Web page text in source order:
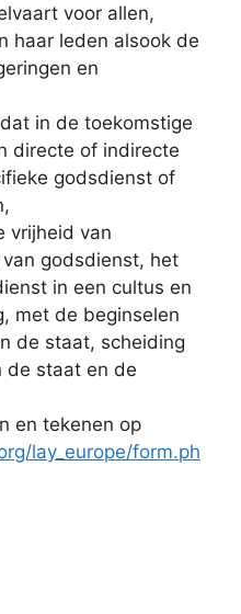
voor allen,
haar leden alsook de
en
in de toekomstige
directe of indirecte
godsdienst of
vrijheid van
godsdienst, het
in een cultus en
met de beginselen
de staat, scheiding
de staat en de
en tekenen op
lay_europe/form.ph